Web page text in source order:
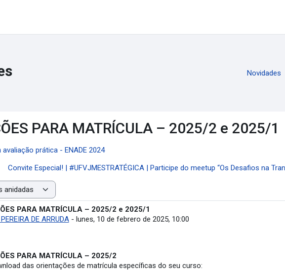
Novidades
PARA MATRÍCULA – 2025/2 e 2025/1
prática - ENADE 2024
Convite Especial! | #UFVJMESTRATÉGICA | Participe do meetup “Os Desafios na
PARA MATRÍCULA – 2025/2 e 2025/1
DE ARRUDA- lunes, 10 de febrero de 2025, 10:00
0
PARA MATRÍCULA – 2025/2
das orientações de matrícula específicas do seu curso: